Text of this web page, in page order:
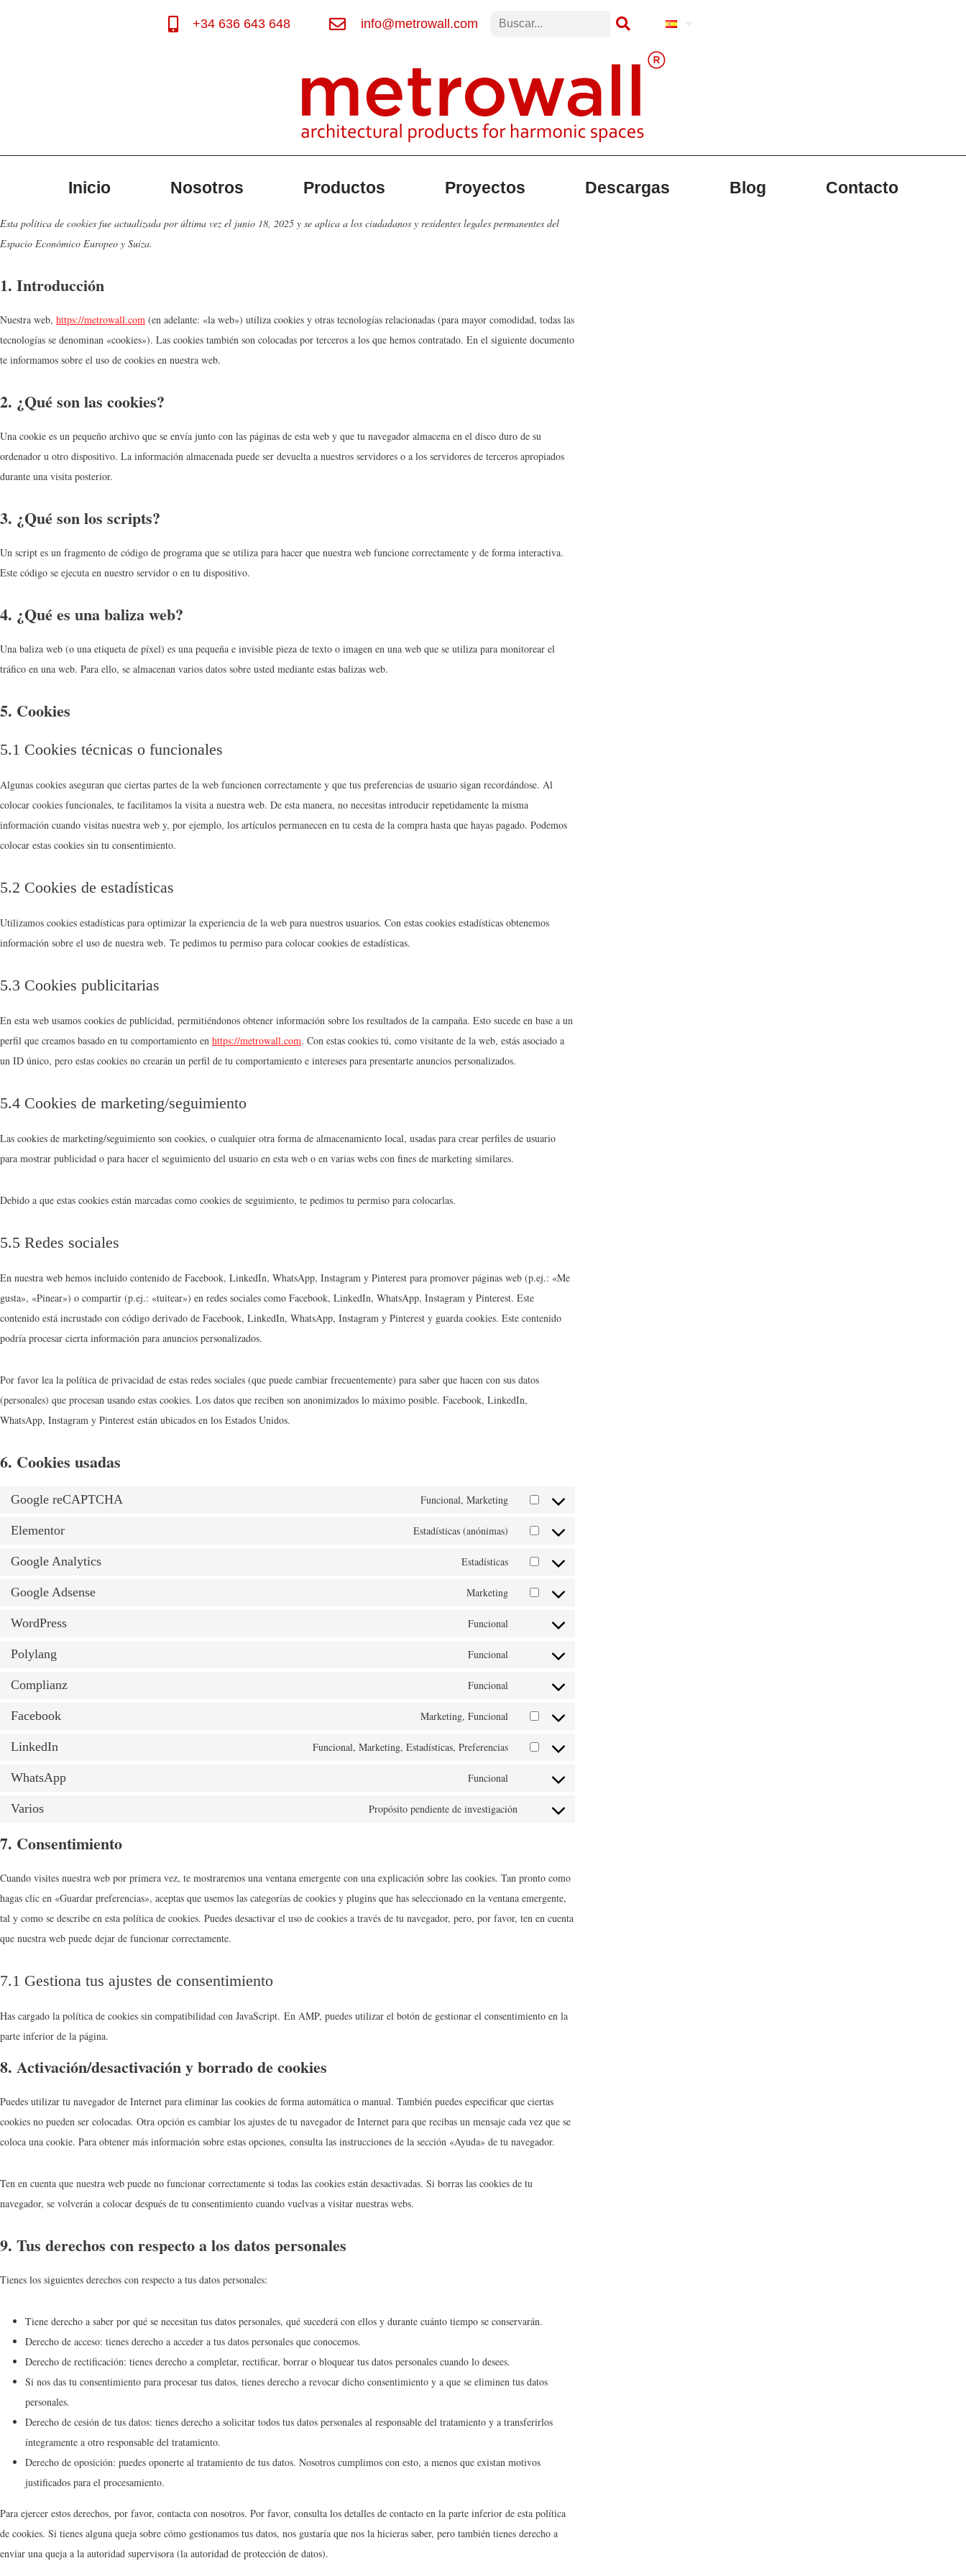
+34 636 643 648 info@metrowall.com
Inicio Nosotros Productos Proyectos Descargas Blog Contacto
Esta política de cookies fue actualizada por última vez el junio 18, 2025 y se aplica a los ciudadanos y residentes legales permanentes del
Espacio Económico Europeo y Suiza.
1. Introducción
Nuestra web, https://metrowall.com (en adelante: «la web») utiliza cookies y otras tecnologías relacionadas (para mayor comodidad, todas las
tecnologías se denominan «cookies»). Las cookies también son colocadas por terceros a los que hemos contratado. En el siguiente documento
te informamos sobre el uso de cookies en nuestra web.
2. ¿Qué son las cookies?
Una cookie es un pequeño archivo que se envía junto con las páginas de esta web y que tu navegador almacena en el disco duro de su
ordenador u otro dispositivo. La información almacenada puede ser devuelta a nuestros servidores o a los servidores de terceros apropiados
durante una visita posterior.
3. ¿Qué son los scripts?
Un script es un fragmento de código de programa que se utiliza para hacer que nuestra web funcione correctamente y de forma interactiva.
Este código se ejecuta en nuestro servidor o en tu dispositivo.
4. ¿Qué es una baliza web?
Una baliza web (o una etiqueta de píxel) es una pequeña e invisible pieza de texto o imagen en una web que se utiliza para monitorear el
tráfico en una web. Para ello, se almacenan varios datos sobre usted mediante estas balizas web.
5. Cookies
5.1 Cookies técnicas o funcionales
Algunas cookies aseguran que ciertas partes de la web funcionen correctamente y que tus preferencias de usuario sigan recordándose. Al
colocar cookies funcionales, te facilitamos la visita a nuestra web. De esta manera, no necesitas introducir repetidamente la misma
información cuando visitas nuestra web y, por ejemplo, los artículos permanecen en tu cesta de la compra hasta que hayas pagado. Podemos
colocar estas cookies sin tu consentimiento.
5.2 Cookies de estadísticas
Utilizamos cookies estadísticas para optimizar la experiencia de la web para nuestros usuarios. Con estas cookies estadísticas obtenemos
información sobre el uso de nuestra web. Te pedimos tu permiso para colocar cookies de estadísticas.
5.3 Cookies publicitarias
En esta web usamos cookies de publicidad, permitiéndonos obtener información sobre los resultados de la campaña. Esto sucede en base a un
perfil que creamos basado en tu comportamiento en https://metrowall.com. Con estas cookies tú, como visitante de la web, estás asociado a
un ID único, pero estas cookies no crearán un perfil de tu comportamiento e intereses para presentarte anuncios personalizados.
5.4 Cookies de marketing/seguimiento
Las cookies de marketing/seguimiento son cookies, o cualquier otra forma de almacenamiento local, usadas para crear perfiles de usuario
para mostrar publicidad o para hacer el seguimiento del usuario en esta web o en varias webs con fines de marketing similares.
Debido a que estas cookies están marcadas como cookies de seguimiento, te pedimos tu permiso para colocarlas.
5.5 Redes sociales
En nuestra web hemos incluido contenido de Facebook, LinkedIn, WhatsApp, Instagram y Pinterest para promover páginas web (p.ej.: «Me
gusta», «Pinear») o compartir (p.ej.: «tuitear») en redes sociales como Facebook, LinkedIn, WhatsApp, Instagram y Pinterest. Este
contenido está incrustado con código derivado de Facebook, LinkedIn, WhatsApp, Instagram y Pinterest y guarda cookies. Este contenido
podría procesar cierta información para anuncios personalizados.
Por favor lea la política de privacidad de estas redes sociales (que puede cambiar frecuentemente) para saber que hacen con sus datos
(personales) que procesan usando estas cookies. Los datos que reciben son anonimizados lo máximo posible. Facebook, LinkedIn,
WhatsApp, Instagram y Pinterest están ubicados en los Estados Unidos.
6. Cookies usadas
Google reCAPTCHA Funcional, Marketing
Elementor Estadísticas (anónimas)
Google Analytics Estadísticas
Google Adsense Marketing
WordPress Funcional
Polylang Funcional
Complianz Funcional
Facebook Marketing, Funcional
LinkedIn Funcional, Marketing, Estadísticas, Preferencias
WhatsApp Funcional
Varios Propósito pendiente de investigación
7. Consentimiento
Cuando visites nuestra web por primera vez, te mostraremos una ventana emergente con una explicación sobre las cookies. Tan pronto como
hagas clic en «Guardar preferencias», aceptas que usemos las categorías de cookies y plugins que has seleccionado en la ventana emergente,
tal y como se describe en esta política de cookies. Puedes desactivar el uso de cookies a través de tu navegador, pero, por favor, ten en cuenta
que nuestra web puede dejar de funcionar correctamente.
7.1 Gestiona tus ajustes de consentimiento
Has cargado la política de cookies sin compatibilidad con JavaScript. En AMP, puedes utilizar el botón de gestionar el consentimiento en la
parte inferior de la página.
8. Activación/desactivación y borrado de cookies
Puedes utilizar tu navegador de Internet para eliminar las cookies de forma automática o manual. También puedes especificar que ciertas
cookies no pueden ser colocadas. Otra opción es cambiar los ajustes de tu navegador de Internet para que recibas un mensaje cada vez que se
coloca una cookie. Para obtener más información sobre estas opciones, consulta las instrucciones de la sección «Ayuda» de tu navegador.
Ten en cuenta que nuestra web puede no funcionar correctamente si todas las cookies están desactivadas. Si borras las cookies de tu
navegador, se volverán a colocar después de tu consentimiento cuando vuelvas a visitar nuestras webs.
9. Tus derechos con respecto a los datos personales
Tienes los siguientes derechos con respecto a tus datos personales:
Tiene derecho a saber por qué se necesitan tus datos personales, qué sucederá con ellos y durante cuánto tiempo se conservarán.
Derecho de acceso: tienes derecho a acceder a tus datos personales que conocemos.
Derecho de rectificación: tienes derecho a completar, rectificar, borrar o bloquear tus datos personales cuando lo desees.
Si nos das tu consentimiento para procesar tus datos, tienes derecho a revocar dicho consentimiento y a que se eliminen tus datos
personales.
Derecho de cesión de tus datos: tienes derecho a solicitar todos tus datos personales al responsable del tratamiento y a transferirlos
íntegramente a otro responsable del tratamiento.
Derecho de oposición: puedes oponerte al tratamiento de tus datos. Nosotros cumplimos con esto, a menos que existan motivos
justificados para el procesamiento.
Para ejercer estos derechos, por favor, contacta con nosotros. Por favor, consulta los detalles de contacto en la parte inferior de esta política
de cookies. Si tienes alguna queja sobre cómo gestionamos tus datos, nos gustaría que nos la hicieras saber, pero también tienes derecho a
enviar una queja a la autoridad supervisora (la autoridad de protección de datos).